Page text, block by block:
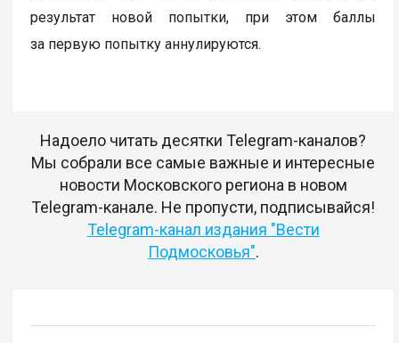
результат новой попытки, при этом баллы
за первую попытку аннулируются.
Надоело читать десятки Telegram-каналов?
Мы собрали все самые важные и интересные
новости Московского региона в новом
Telegram-канале. Не пропусти, подписывайся!
Telegram-канал издания "Вести
Подмосковья".